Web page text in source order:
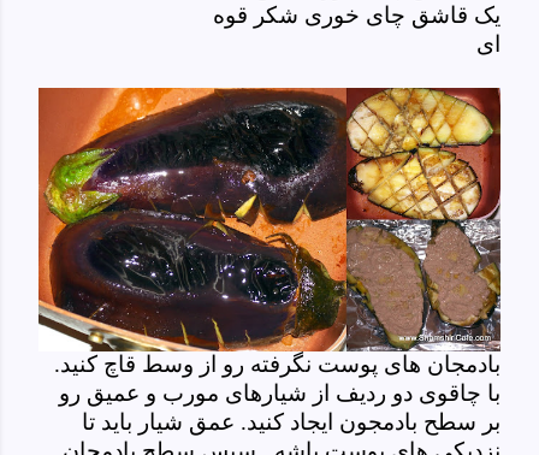
یک قاشق چای خوری شکر قوه
ای
بادمجان های پوست نگرفته رو از وسط قاچ کنید.
با چاقوی دو ردیف از شیارهای مورب و عمیق رو
بر سطح بادمجون ایجاد کنید. عمق شیار باید تا